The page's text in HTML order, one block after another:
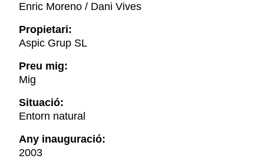
Enric Moreno / Dani Vives
Propietari:
Aspic Grup SL
Preu mig:
Mig
Situació:
Entorn natural
Any inauguració:
2003